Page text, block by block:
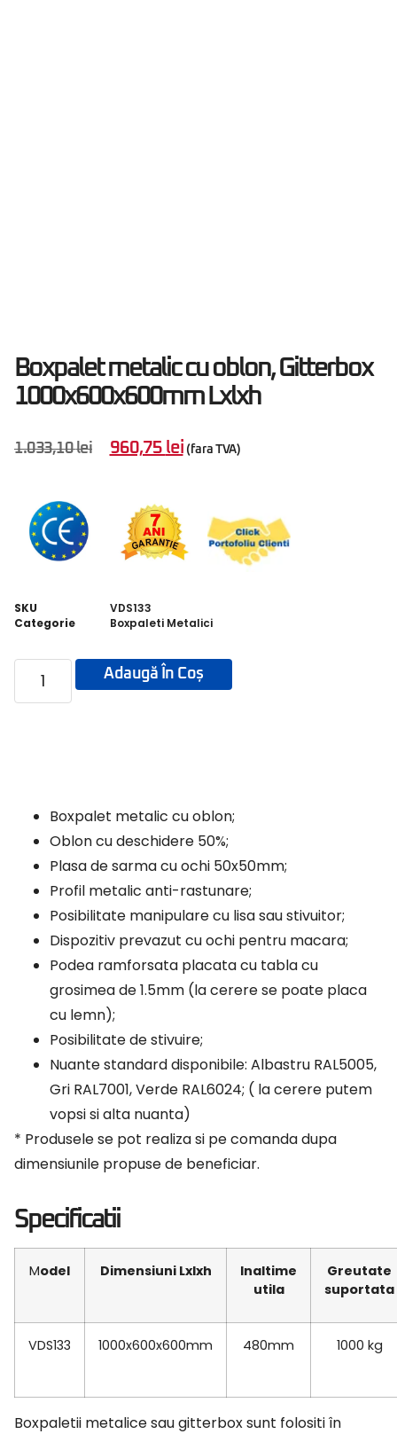
Boxpalet metalic cu oblon, Gitterbox
1000x600x600mm Lxlxh
1.033,10lei 960,75 lei (fara TVA)
SKU
VDS133
Categorie
Boxpaleti Metalici
Adaugă În Coș
Boxpalet metalic cu oblon;
Oblon cu deschidere 50%;
Plasa de sarma cu ochi 50x50mm;
Profil metalic anti-rastunare;
Posibilitate manipulare cu lisa sau stivuitor;
Dispozitiv prevazut cu ochi pentru macara;
Podea ramforsata placata cu tabla cu
grosimea de 1.5mm (la cerere se poate placa
cu lemn);
Posibilitate de stivuire;
Nuante standard disponibile: Albastru RAL5005,
Gri RAL7001, Verde RAL6024; ( la cerere putem
vopsi si alta nuanta)
* Produsele se pot realiza si pe comanda dupa
dimensiunile propuse de beneficiar.
Specificatii
Model Dimensiuni Lxlxh
Inaltime
utila
Greutate
suportata
VDS133 1000x600x600mm 480mm 1000 kg
Boxpaletii metalice sau gitterbox sunt folositi în